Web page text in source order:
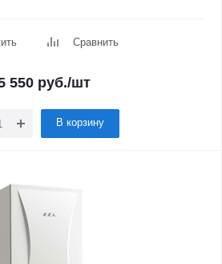
Сравнить
550руб./шт
В корзину